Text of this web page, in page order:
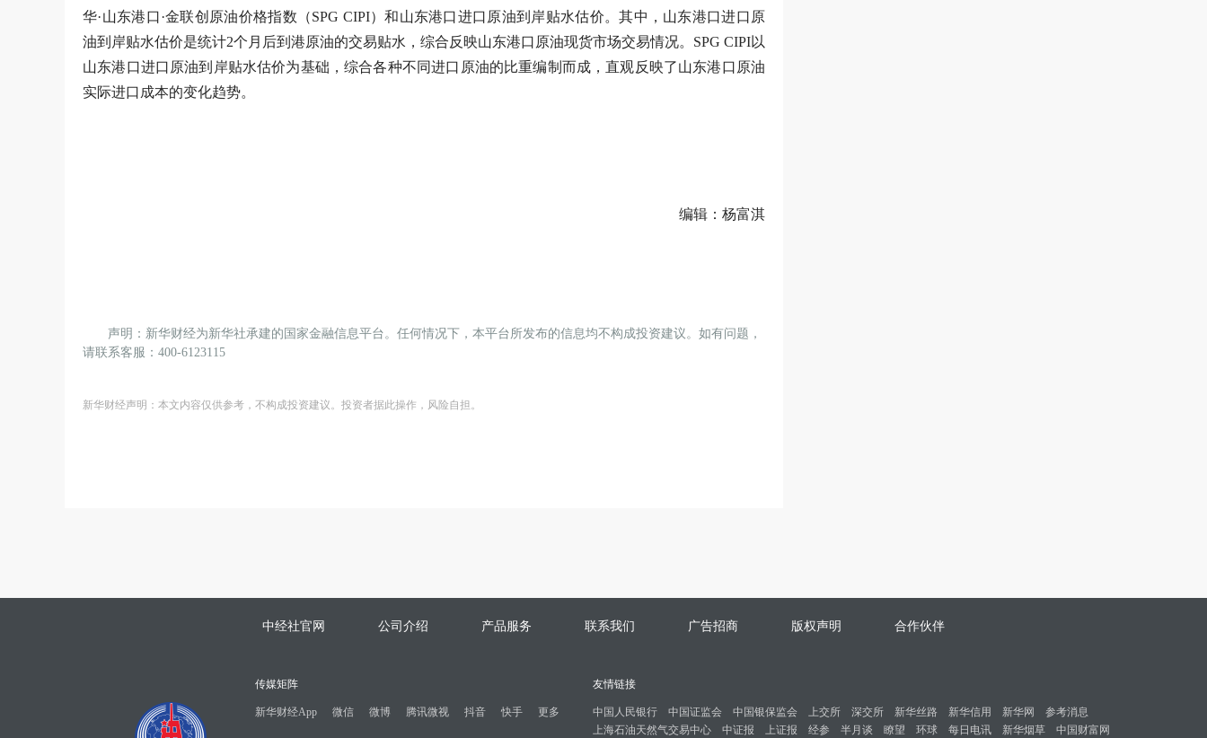
华·山东港口·金联创原油价格指数（SPG CIPI）和山东港口进口原油到岸贴水估价。其中，山东港口进口原
油到岸贴水估价是统计2个月后到港原油的交易贴水，综合反映山东港口原油现货市场交易情况。SPG CIPI以
山东港口进口原油到岸贴水估价为基础，综合各种不同进口原油的比重编制而成，直观反映了山东港口原油
实际进口成本的变化趋势。
编辑：杨富淇
声明：新华财经为新华社承建的国家金融信息平台。任何情况下，本平台所发布的信息均不构成投资建议。如有问题，
请联系客服：400-6123115
新华财经声明：本文内容仅供参考，不构成投资建议。投资者据此操作，风险自担。
中经社官网 公司介绍 产品服务 联系我们 广告招商 版权声明 合作伙伴
传媒矩阵
新华财经App 微信 微博 腾讯微视 抖音 快手 更多
友情链接
中国人民银行 中国证监会 中国银保监会 上交所 深交所 新华丝路 新华信用 新华网
参考消息
上海石油天然气交易中心
中证报 上证报 经参 半月谈 瞭望 环球 每日电讯 新华烟草 中国财富网